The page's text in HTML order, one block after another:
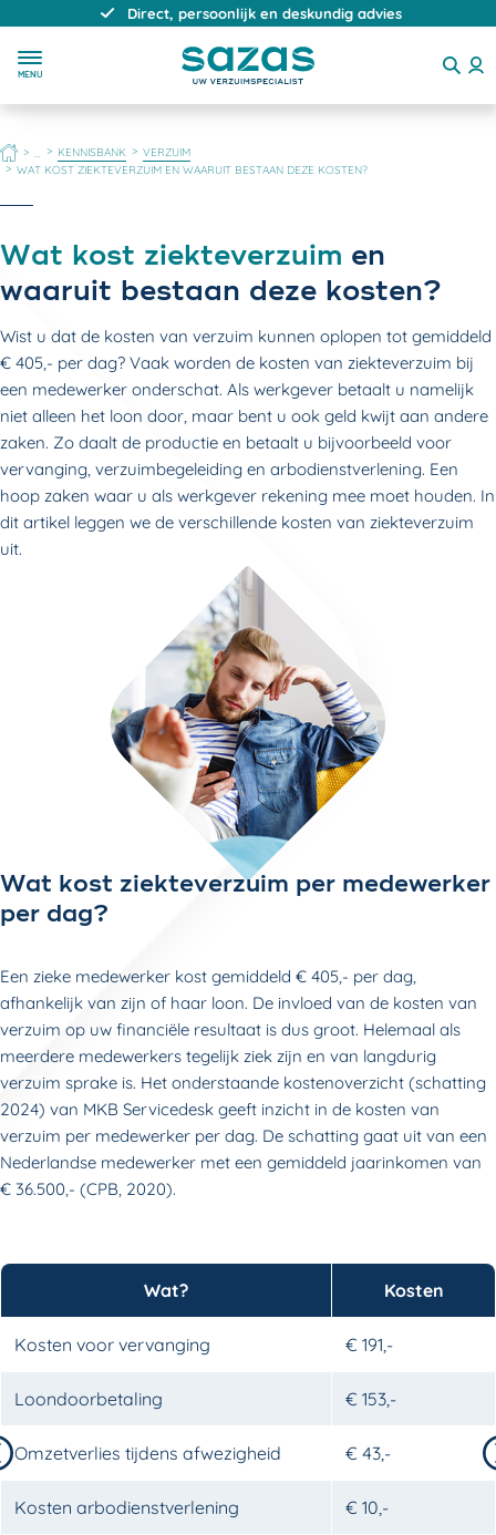
Direct, persoonlijk en deskundig advies
MENU
HOME KENNISBANK
VERZUIM
WAT KOST ZIEKTEVERZUIM EN WAARUIT BESTAAN DEZE KOSTEN?
Wat kost ziekteverzuim en
waaruit bestaan deze kosten?
Wist u dat de kosten van verzuim kunnen oplopen tot gemiddeld
€ 405,- per dag? Vaak worden de kosten van ziekteverzuim bij
een medewerker onderschat. Als werkgever betaalt u namelijk
niet alleen het loon door, maar bent u ook geld kwijt aan andere
zaken. Zo daalt de productie en betaalt u bijvoorbeeld voor
vervanging, verzuimbegeleiding en arbodienstverlening. Een
hoop zaken waar u als werkgever rekening mee moet houden. In
dit artikel leggen we de verschillende kosten van ziekteverzuim
uit.
Wat kost ziekteverzuim per medewerker
per dag?
Een zieke medewerker kost gemiddeld € 405,- per dag,
afhankelijk van zijn of haar loon. De invloed van de kosten van
verzuim op uw financiële resultaat is dus groot. Helemaal als
meerdere medewerkers tegelijk ziek zijn en van langdurig
verzuim sprake is. Het onderstaande kostenoverzicht (schatting
2024) van MKB Servicedesk geeft inzicht in de kosten van
verzuim per medewerker per dag. De schatting gaat uit van een
Nederlandse medewerker met een gemiddeld jaarinkomen van
€ 36.500,- (CPB, 2020).
links
Wat? Kosten
Kosten voor vervanging € 191,-
Loondoorbetaling € 153,-
Omzetverlies tijdens afwezigheid € 43,-
Kosten arbodienstverlening € 10,-